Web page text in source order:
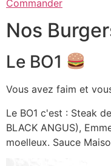
Commander
Nos
Le BO1
Vous avez faim et
Le BO1 c'est : Steak
BLACK ANGUS),
moelleux. Sauce